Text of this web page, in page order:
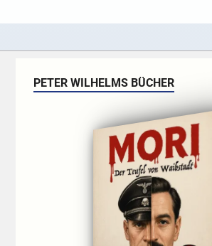
PETER WILHELMS BÜCHER